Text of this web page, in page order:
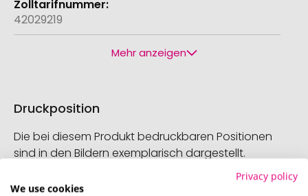
42029219
Mehr anzeigen
Druckposition
Die bei diesem Produkt bedruckbaren Positionen
sind in den Bildern exemplarisch dargestellt.
Privacy policy
We use cookies